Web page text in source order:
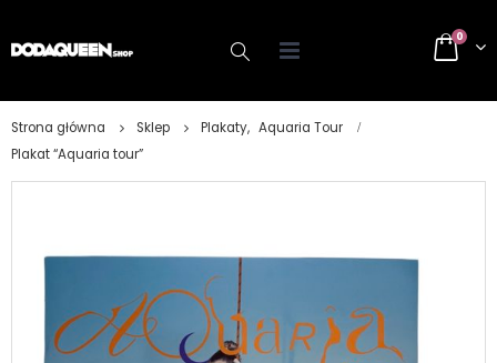
0
Strona główna Sklep Plakaty, Aquaria Tour
Plakat “Aquaria tour”